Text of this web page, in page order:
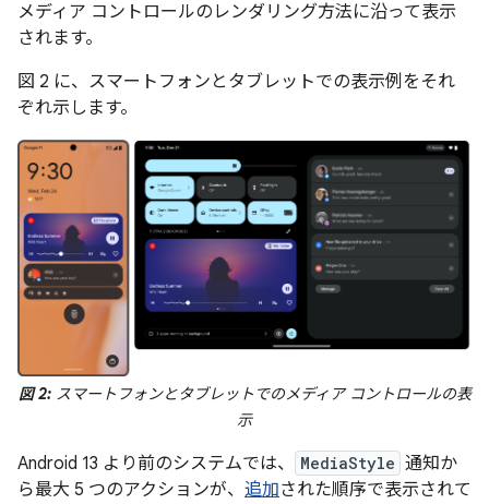
メディア コントロールのレンダリング方法に沿って表示
されます。
図 2 に、スマートフォンとタブレットでの表示例をそれ
ぞれ示します。
図 2: スマートフォンとタブレットでのメディア コントロールの表
示
Android 13 より前のシステムでは、 MediaStyle 通知か
ら最大 5 つのアクションが、 追加された順序で表示されて